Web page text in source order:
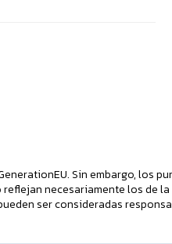
Sin embargo, los
necesariamente los de
ser consideradas